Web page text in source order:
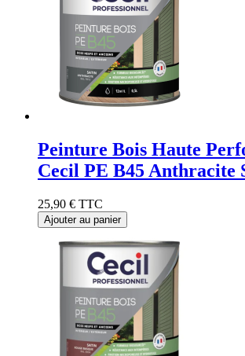
Peinture Bois Haute
Cecil PE B45 Anthracite
25,90 € TTC
Ajouter au panier